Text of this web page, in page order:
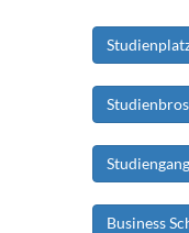
Business